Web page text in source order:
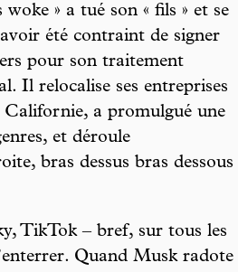
woke » a tué son « fils » et se
été contraint de signer
pour son traitement
Il relocalise ses entreprises
Californie, a promulgué une
et déroule
bras dessus bras dessous
TikTok – bref, sur tous les
Quand Musk radote